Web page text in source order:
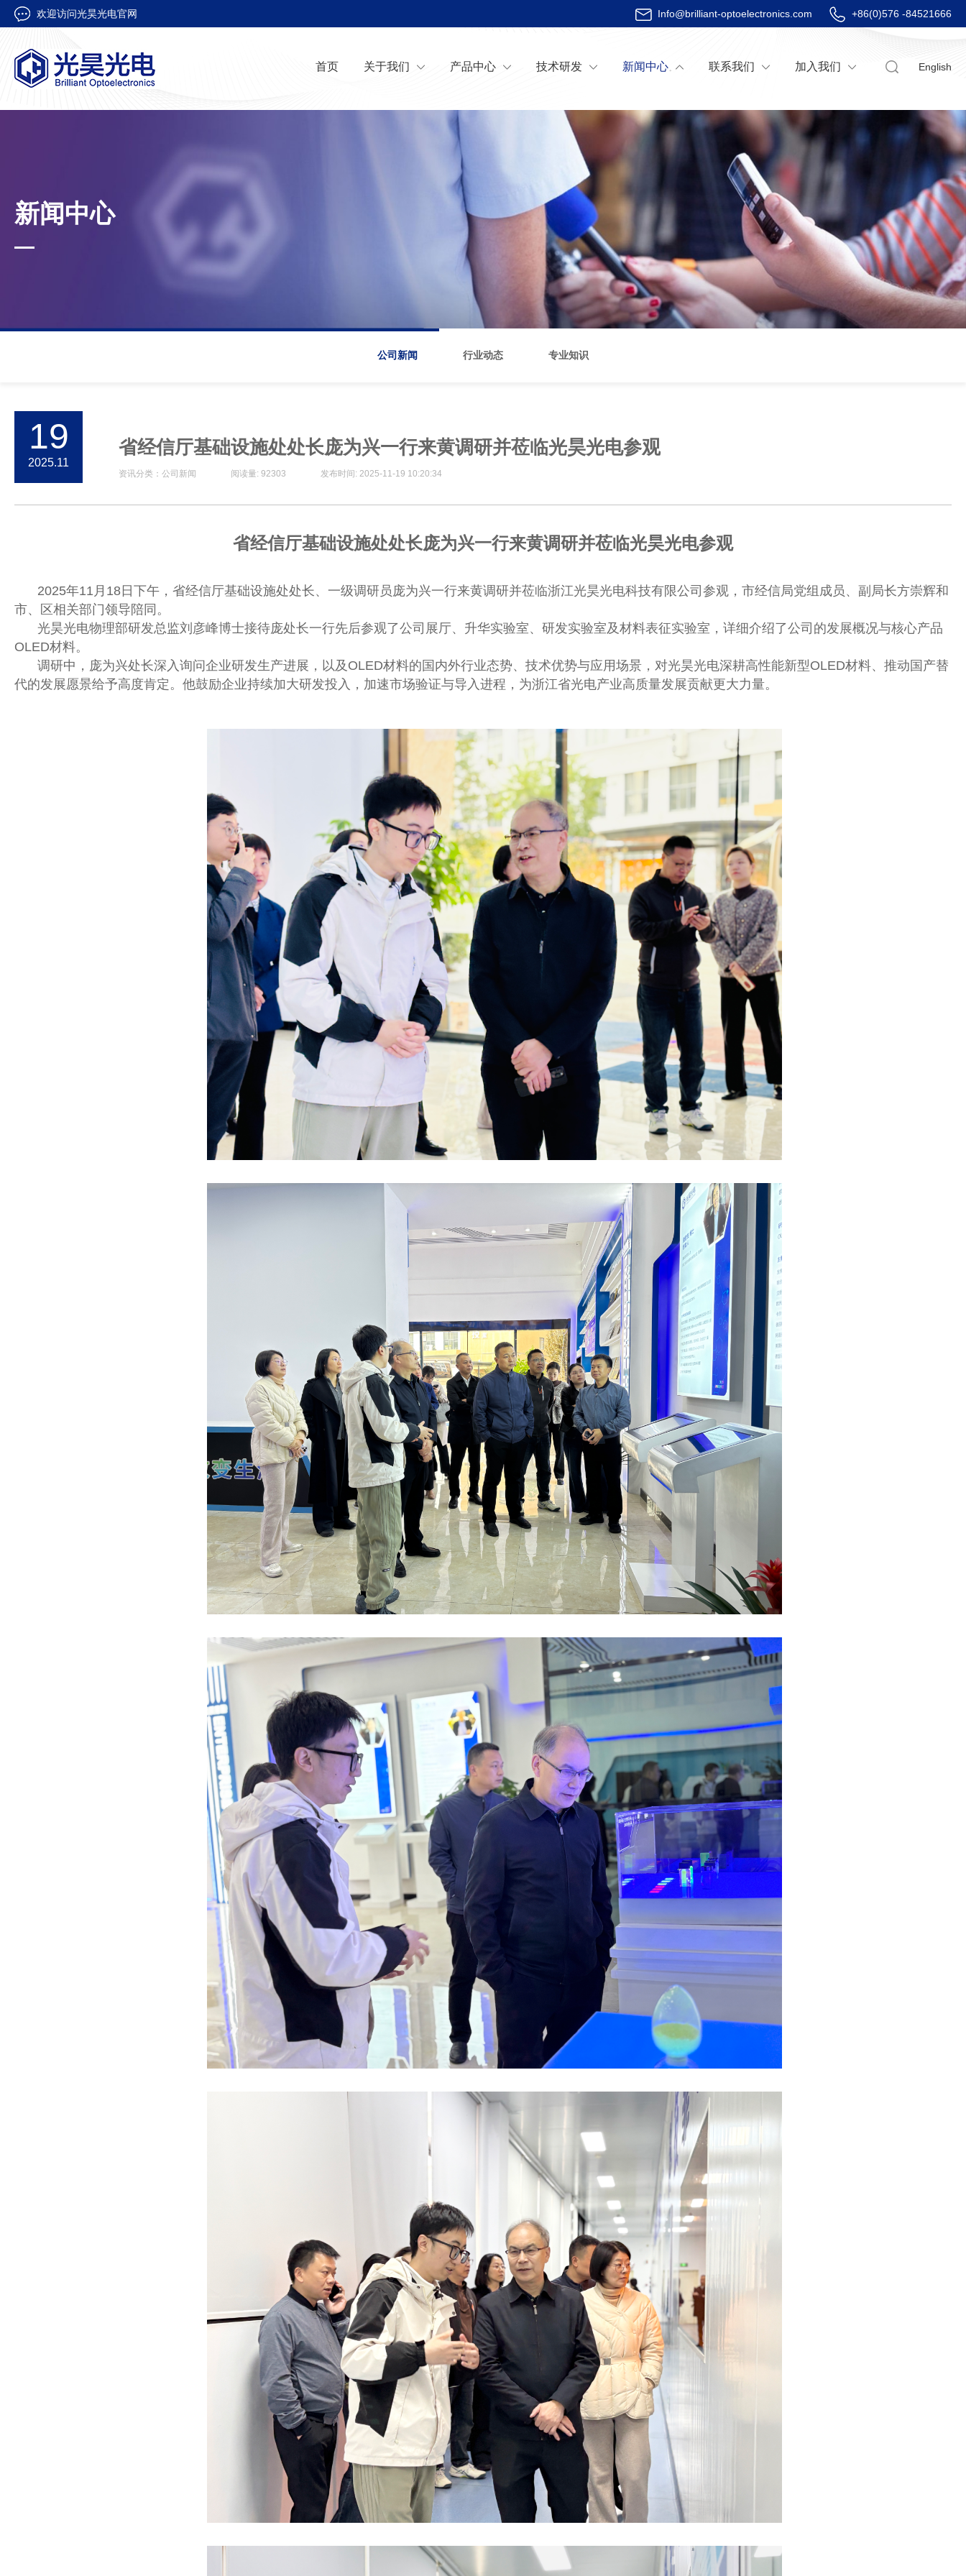
Info@brilliant-optoelectronics.com +86(0)576 -84521666
欢迎访问光昊光电官网
English
首页 关于我们 产品中心 技术研发 新闻中心 联系我们 加入我们
新闻中心
公司新闻 行业动态 专业知识
19
2025.11
省经信厅基础设施处处长庞为兴一行来黄调研并莅临光昊光电参观
资讯分类：公司新闻 阅读量: 92303 发布时间: 2025-11-19 10:20:34
省经信厅基础设施处处长庞为兴一行来黄调研并莅临光昊光电参观
2025年11月18日下午，省经信厅基础设施处处长、一级调研员庞为兴一行来黄调研并莅临浙江光昊光电科技有限公司参观，市经信局党组成员、副局长方崇辉和
市、区相关部门领导陪同。
光昊光电物理部研发总监刘彦峰博士接待庞处长一行先后参观了公司展厅、升华实验室、研发实验室及材料表征实验室，详细介绍了公司的发展概况与核心产品
OLED材料。
调研中，庞为兴处长深入询问企业研发生产进展，以及 OLED材料的国内外行业态势、技术优势与应用场景，对光昊光电深耕高性能新型OLED材料、推动国产替
代的发展愿景给予高度肯定。他鼓励企业持续加大研发投入，加速市场验证与导入进程，为浙江省光电产业高质量发展贡献更大力量。